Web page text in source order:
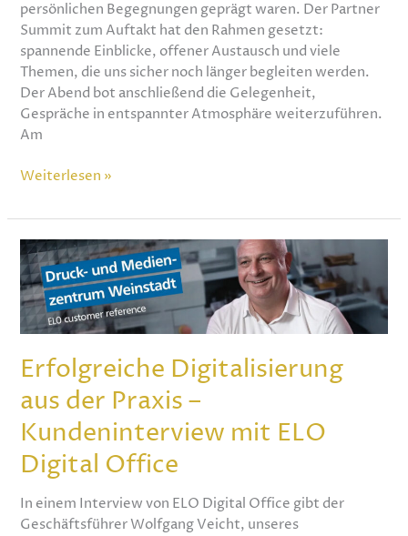
persönlichen Begegnungen geprägt waren. Der Partner
Summit zum Auftakt hat den Rahmen gesetzt:
spannende Einblicke, offener Austausch und viele
Themen, die uns sicher noch länger begleiten werden.
Der Abend bot anschließend die Gelegenheit,
Gespräche in entspannter Atmosphäre weiterzuführen.
Am
Weiterlesen »
Erfolgreiche Digitalisierung
aus der Praxis –
Kundeninterview mit ELO
Digital Office
In einem Interview von ELO Digital Office gibt der
Geschäftsführer Wolfgang Veicht, unseres
Erfolgreiche
Digitalisierung
aus
der
Praxis
Kundeninterview
mit
Digital
Office